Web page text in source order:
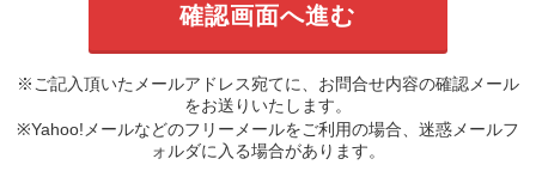
※ご記入頂いたメールアドレス宛てに、お問合せ内容の確認メール
をお送りいたします。
※Yahoo!メールなどのフリーメールをご利用の場合、迷惑メールフ
ォルダに入る場合があります。